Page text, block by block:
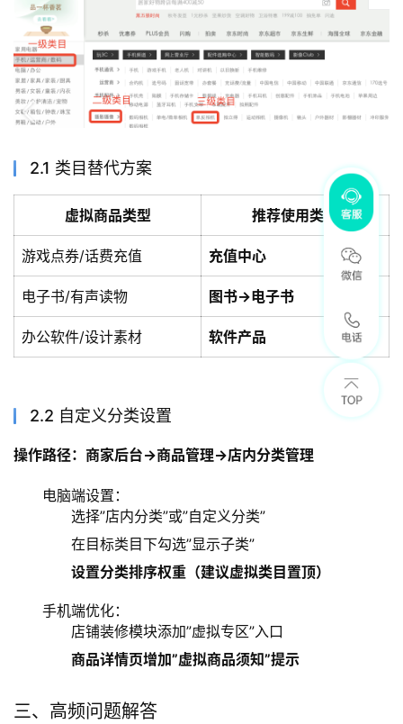
2.1 类目替代方案
虚拟商品类型 推荐使用类目
游戏点券/话费充值 充值中心
电子书/有声读物 图书→电子书
办公软件/设计素材 软件产品
2.2 自定义分类设置
操作路径：商家后台→商品管理→店内分类管理
电脑端设置：
选择”店内分类”或”自定义分类”
在目标类目下勾选”显示子类”
设置分类排序权重（建议虚拟类目置顶）
手机端优化：
店铺装修模块添加”虚拟专区”入口
商品详情页增加”虚拟商品须知”提示
三、高频问题解答